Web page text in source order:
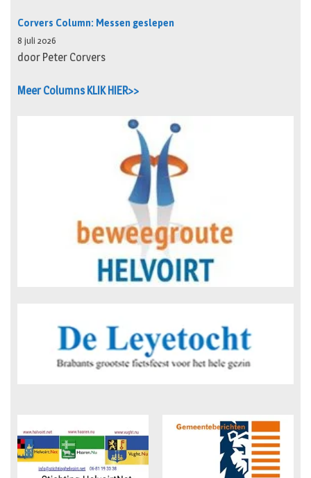
Corvers Column: Messen geslepen
8 juli 2026
door Peter Corvers
Meer Columns KLIK HIER>>